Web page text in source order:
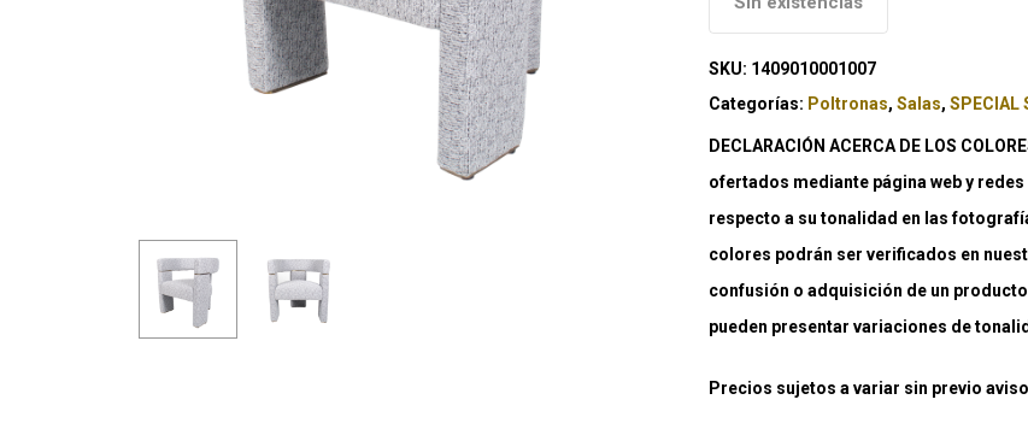
SKU: 1409010001007
Categorías: Poltronas,Salas,SPECIAL
DECLARACIÓN ACERCA DE LOS
ofertados mediante página web y
respecto a su tonalidad en las
colores podrán ser verificados en
confusión o adquisición de un
pueden presentar variaciones de
Precios sujetos a variar sin previo